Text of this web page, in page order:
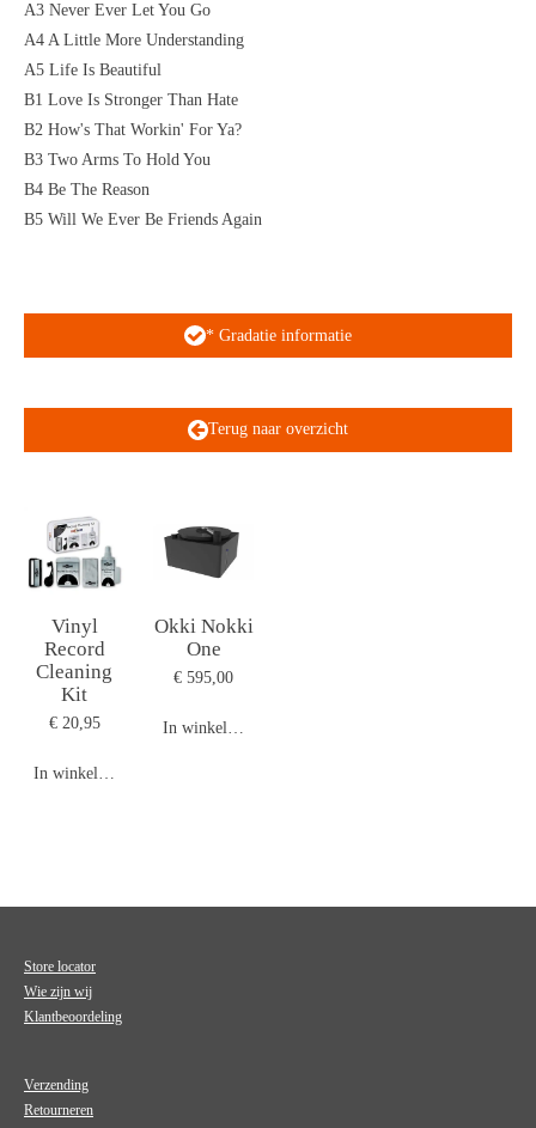
A3 Never Ever Let You Go
A4 A Little More Understanding
A5 Life Is Beautiful
B1 Love Is Stronger Than Hate
B2 How's That Workin' For Ya?
B3 Two Arms To Hold You
B4 Be The Reason
B5 Will We Ever Be Friends Again
* Gradatie informatie
Terug naar overzicht
Vinyl
Record
Cleaning
Kit
€ 20,95
In winkelwagen
Okki Nokki
One
€ 595,00
In winkelwagen
Store locator
Wie zijn wij
Klantbeoordeling
Verzending
Retourneren